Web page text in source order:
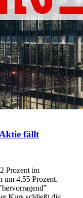
fällt
Prozent im
um 4,55 Prozent.